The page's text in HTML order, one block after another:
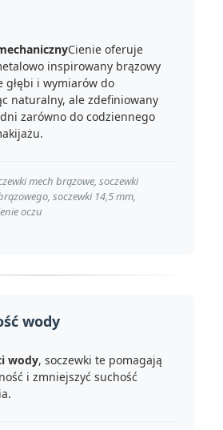
Cienie oferuje
inspirowany brązowy
głębi i wymiarów do
naturalny, ale zdefiniowany
zarówno do codziennego
mech brązowe, soczewki
soczewki 14,5 mm,
oczu
wody
wody, soczewki te pomagają
i zmniejszyć suchość